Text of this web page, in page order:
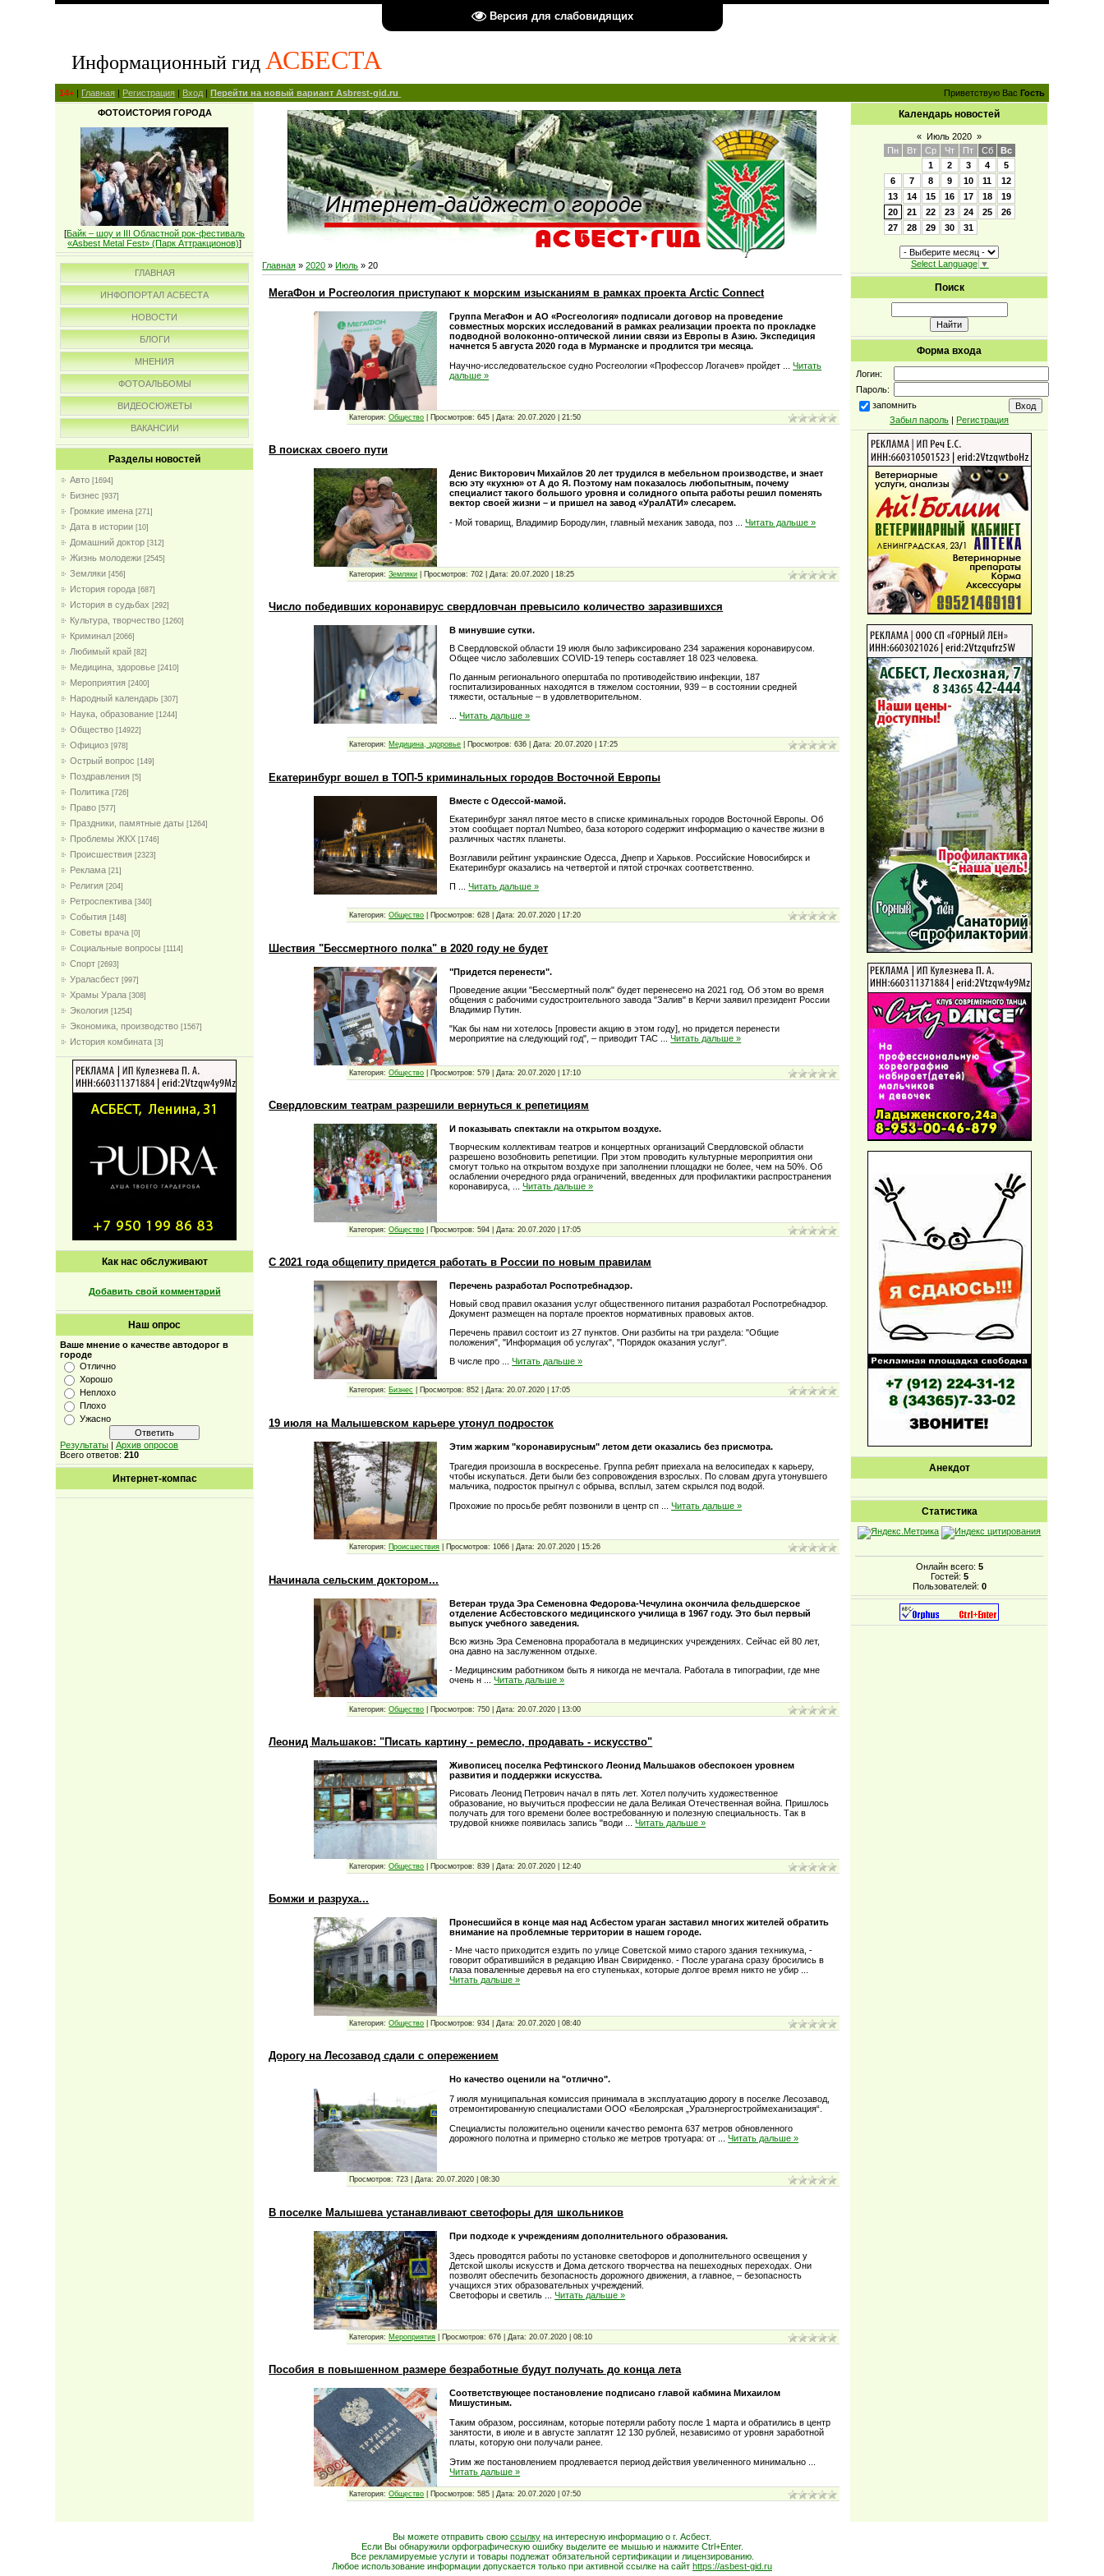
Версия для слабовидящих
Информационный гид АСБЕСТА
14+ | Главная | Регистрация | Вход |Перейти на новый вариант Asbrest-gid.ru Приветствую Вас Гость
ФОТОИСТОРИЯ ГОРОДА
[Байк – шоу и III Областной рок-фестиваль
«Asbest Metal Fest» (Парк Аттракционов)]
ГЛАВНАЯ
ИНФОПОРТАЛ АСБЕСТА
НОВОСТИ
БЛОГИ
МНЕНИЯ
ФОТОАЛЬБОМЫ
ВИДЕОСЮЖЕТЫ
ВАКАНСИИ
Разделы новостей
Авто [1694]
Бизнес [937]
Громкие имена [271]
Дата в истории [10]
Домашний доктор [312]
Жизнь молодежи [2545]
Земляки [456]
История города [687]
История в судьбах [292]
Культура, творчество [1260]
Криминал [2066]
Любимый край [82]
Медицина, здоровье [2410]
Мероприятия [2400]
Народный календарь [307]
Наука, образование [1244]
Общество [14922]
Официоз [978]
Острый вопрос [149]
Поздравления [5]
Политика [726]
Право [577]
Праздники, памятные даты [1264]
Проблемы ЖКХ [1746]
Проиcшествия [2323]
Реклама [21]
Религия [204]
Ретроспектива [340]
События [148]
Советы врача [0]
Социальные вопросы [1114]
Спорт [2693]
Ураласбест [997]
Храмы Урала [308]
Экология [1254]
Экономика, производство [1567]
История комбината [3]
Как нас обслуживают
Добавить свой комментарий
Наш опрос
Ваше мнение о качестве автодорог в
городе
Отлично
Хорошо
Неплохо
Плохо
Ужасно
Результаты |Архив опросов
Всего ответов:210
Интернет-компас
Главная »2020 » Июль » 20
МегаФон и Росгеология приступают к морским изысканиям в рамках проекта Arctic Connect
Группа МегаФон и АО «Росгеология» подписали договор на проведение
совместных морских исследований в рамках реализации проекта по прокладке
подводной волоконно-оптической линии связи из Европы в Азию. Экспедиция
начнется 5 августа 2020 года в Мурманске и продлится три месяца.
Научно-исследовательское судно Росгеологии «Профессор Логачев» пройдет
...Читать
дальше »
Категория: Общество Просмотров: 645 Дата: 20.07.2020 |21:50
В поисках своего пути
Денис Викторович Михайлов 20 лет трудился в мебельном производстве, и знает
всю эту «кухню» от А до Я. Поэтому нам показалось любопытным, почему
специалист такого большого уровня и солидного опыта работы решил поменять
вектор своей жизни – и пришел на завод «УралАТИ» слесарем.
- Мой товарищ, Владимир Бородулин, главный механик завода, поз
...Читать дальше »
Категория: Земляки Просмотров: 702 Дата: 20.07.2020 |18:25
Число победивших коронавирус свердловчан превысило количество заразившихся
В минувшие сутки.
В Свердловской области 19 июля было зафиксировано 234 заражения коронавирусом.
Общее число заболевших COVID-19 теперь составляет 18 023 человека.
По данным регионального оперштаба по противодействию инфекции, 187
госпитализированных находятся в тяжелом состоянии, 939 – в состоянии средней
тяжести, остальные – в удовлетворительном.
...Читать дальше »
Категория: Медицина, здоровье Просмотров: 636 |Дата: 20.07.2020 |17:25
Екатеринбург вошел в ТОП-5 криминальных городов Восточной Европы
Вместе с Одессой-мамой.
Екатеринбург занял пятое место в списке криминальных городов Восточной Европы. Об
этом сообщает портал Numbeо, база которого содержит информацию о качестве жизни в
различных частях планеты.
Возглавили рейтинг украинские Одесса, Днепр и Харьков. Российские Новосибирск и
Екатеринбург оказались на четвертой и пятой строчках соответственно.
П
...Читать дальше »
Категория: Общество Просмотров: 628 |Дата: 20.07.2020 |17:20
Шествия "Бессмертного полка" в 2020 году не будет
"Придется перенести".
Проведение акции "Бессмертный полк" будет перенесено на 2021 год. Об этом во время
общения с рабочими судостроительного завода "Залив" в Керчи заявил президент России
Владимир Путин.
"Как бы нам ни хотелось [провести акцию в этом году], но придется перенести
мероприятие на следующий год", – приводит ТАС
...Читать дальше »
Категория: Общество Просмотров: 579 Дата: 20.07.2020 |17:10
Свердловским театрам разрешили вернуться к репетициям
И показывать спектакли на открытом воздухе.
Творческим коллективам театров и концертных организаций Свердловской области
разрешено возобновить репетиции. При этом проводить культурные мероприятия они
смогут только на открытом воздухе при заполнении площадки не более, чем на 50%. Об
ослаблении очередного ряда ограничений, введенных для профилактики распространения
коронавируса,
...Читать дальше »
Категория: Общество Просмотров: 594 Дата: 20.07.2020 |17:05
С 2021 года общепиту придется работать в России по новым правилам
Перечень разработал Роспотребнадзор.
Новый свод правил оказания услуг общественного питания разработал Роспотребнадзор.
Документ размещен на портале проектов нормативных правовых актов.
Перечень правил состоит из 27 пунктов. Они разбиты на три раздела: "Общие
положения", "Информация об услугах", "Порядок оказания услуг".
В числе про
...Читать дальше »
Категория: Бизнес Просмотров: 852 |Дата: 20.07.2020 |17:05
19 июля на Малышевском карьере утонул подросток
Этим жарким "коронавирусным" летом дети оказались без присмотра.
Трагедия произошла в воскресенье. Группа ребят приехала на велосипедах к карьеру,
чтобы искупаться. Дети были без сопровождения взрослых. По словам друга утонувшего
мальчика, подросток прыгнул с обрыва, всплыл, затем скрылся под водой.
Прохожие по просьбе ребят позвонили в центр сп
...Читать дальше »
Категория: Проиcшествия Просмотров: 1066 |Дата: 20.07.2020 |15:26
Начинала сельским доктором...
Ветеран труда Эра Семеновна Федорова-Чечулина окончила фельдшерское
отделение Асбестовского медицинского училища в 1967 году. Это был первый
выпуск учебного заведения.
Всю жизнь Эра Семеновна проработала в медицинских учреждениях. Сейчас ей 80 лет,
она давно на заслуженном отдыхе.
- Медицинским работником быть я никогда не мечтала. Работала в типографии, где мне
очень н
...Читать дальше »
Категория: Общество Просмотров: 750 Дата: 20.07.2020 |13:00
Леонид Мальшаков: "Писать картину - ремесло, продавать - искусство"
Живописец поселка Рефтинского Леонид Мальшаков обеспокоен уровнем
развития и поддержки искусства.
Рисовать Леонид Петрович начал в пять лет. Хотел получить художественное
образование, но выучиться профессии не дала Великая Отечественная война. Пришлось
получать для того времени более востребованную и полезную специальность. Так в
трудовой книжке появилась запись "води
...Читать дальше »
Категория: Общество Просмотров: 839 Дата: 20.07.2020 |12:40
Бомжи и разруха...
Пронесшийся в конце мая над Асбестом ураган заставил многих жителей обратить
внимание на проблемные территории в нашем городе.
- Мне часто приходится ездить по улице Советской мимо старого здания техникума, -
говорит обратившийся в редакцию Иван Свириденко. - После урагана сразу бросились в
глаза поваленные деревья на его ступеньках, которые долгое время никто не убир
Читать дальше »
Категория: Общество Просмотров: 934 Дата: 20.07.2020 |08:40
Дорогу на Лесозавод сдали с опережением
Но качество оценили на "отлично".
7 июля муниципальная комиссия принимала в эксплуатацию дорогу в поселке Лесозавод,
отремонтированную специалистами ООО «Белоярская „Уралэнергостроймеханизация“.
Специалисты положительно оценили качество ремонта 637 метров обновленного
дорожного полотна и примерно столько же метров тротуара: от
...Читать дальше »
Просмотров: 723 |Дата: 20.07.2020 |08:30
В поселке Малышева устанавливают светофоры для школьников
При подходе к учреждениям дополнительного образования.
Здесь проводятся работы по установке светофоров и дополнительного освещения у
Детской школы искусств и Дома детского творчества на пешеходных переходах. Они
позволят обеспечить безопасность дорожного движения, а главное, – безопасность
учащихся этих образовательных учреждений.
Светофоры и светиль
...Читать дальше »
Категория: Мероприятия Просмотров: 676 Дата: 20.07.2020 |08:10
Пособия в повышенном размере безработные будут получать до конца лета
Соответствующее постановление подписано главой кабмина Михаилом
Мишустиным.
Таким образом, россиянам, которые потеряли работу после 1 марта и обратились в центр
занятости, в июле и в августе заплатят 12 130 рублей, независимо от уровня заработной
платы, которую они получали ранее.
Этим же постановлением продлевается период действия увеличенного минимально
Читать дальше »
Категория: Общество Просмотров: 585 Дата: 20.07.2020 |07:50
Календарь новостей
« Июль 2020 »
Пн
Вт Ср Чт Пт Сб
Вс
1
2 3 4
5
6
7 8 9 10 11
12
13
14 15 16 17 18
19
20
21 22 23 24 25
26
27
28 29 30 31
Select Language ▼
Поиск
Форма входа
Логин:
Пароль:
запомнить
Забыл пароль | Регистрация
Анекдот
Статистика
Онлайн всего: 5
Гостей: 5
Пользователей: 0
Вы можете отправить свою ссылку на интересную информацию о г. Асбест.
Если Вы обнаружили орфографическую ошибку выделите ее мышью и нажмите Ctrl+Enter.
Все рекламируемые услуги и товары подлежат обязательной сертификации и лицензированию.
Любое использование информации допускается только при активной ссылке на сайт https://asbest-gid.ru